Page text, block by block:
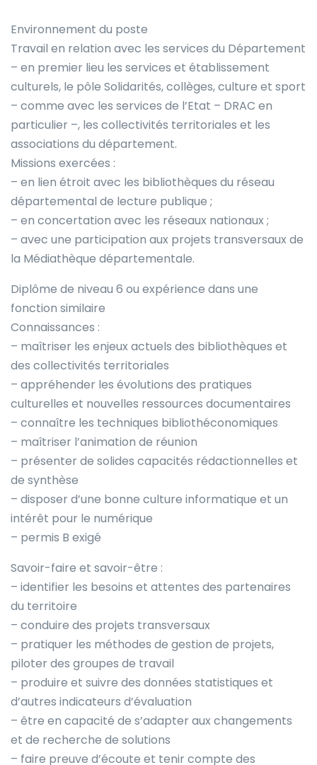
Environnement du poste
Travail en relation avec les services du Département
– en premier lieu les services et établissement
culturels, le pôle Solidarités, collèges, culture et sport
– comme avec les services de l’Etat – DRAC en
particulier –, les collectivités territoriales et les
associations du département.
Missions exercées :
– en lien étroit avec les bibliothèques du réseau
départemental de lecture publique ;
– en concertation avec les réseaux nationaux ;
– avec une participation aux projets transversaux de
la Médiathèque départementale.
Diplôme de niveau 6 ou expérience dans une
fonction similaire
Connaissances :
– maîtriser les enjeux actuels des bibliothèques et
des collectivités territoriales
– appréhender les évolutions des pratiques
culturelles et nouvelles ressources documentaires
– connaître les techniques bibliothéconomiques
– maîtriser l’animation de réunion
– présenter de solides capacités rédactionnelles et
de synthèse
– disposer d’une bonne culture informatique et un
intérêt pour le numérique
– permis B exigé
Savoir-faire et savoir-être :
– identifier les besoins et attentes des partenaires
du territoire
– conduire des projets transversaux
– pratiquer les méthodes de gestion de projets,
piloter des groupes de travail
– produire et suivre des données statistiques et
d’autres indicateurs d’évaluation
– être en capacité de s’adapter aux changements
et de recherche de solutions
– faire preuve d’écoute et tenir compte des